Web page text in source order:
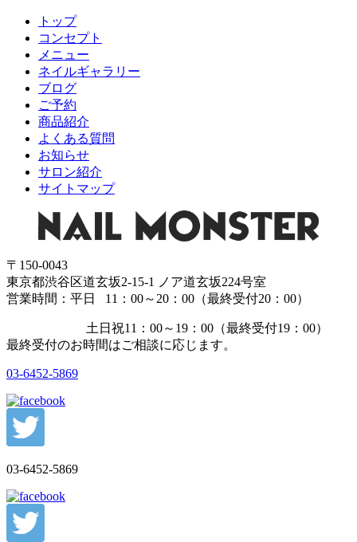
トップ
コンセプト
メニュー
ネイルギャラリー
ブログ
ご予約
商品紹介
よくある質問
お知らせ
サロン紹介
サイトマップ
〒150-0043
東京都渋谷区道玄坂2-15-1 ノア道玄坂224号室
営業時間：平日 11：00～20：00（最終受付20：00）
土日祝11：00～19：00（最終受付19：00）
最終受付のお時間はご相談に応じます。
03-6452-5869
03-6452-5869